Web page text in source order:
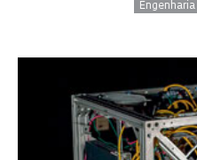
Engenharia